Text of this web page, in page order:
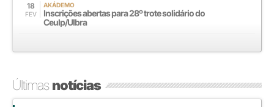
18
FEV
AKÁDEMO
Inscrições abertas para 28º trote solidário do
Ceulp/Ulbra
Últimasnotícias